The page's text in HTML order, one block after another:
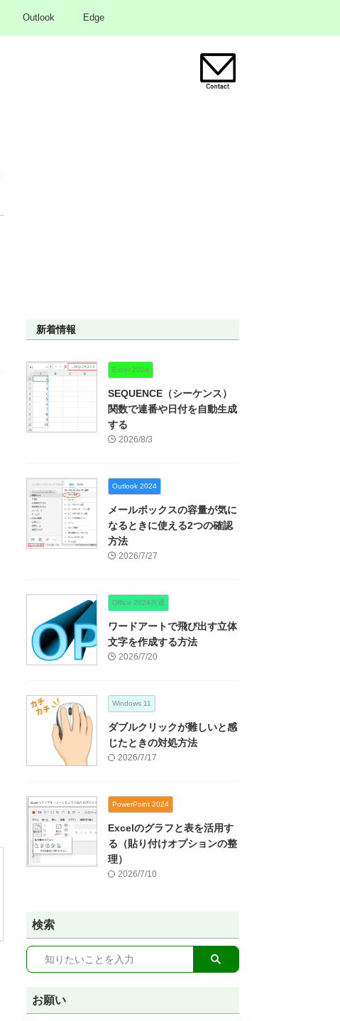
Outlook Edge
新着情報
Excel 2024
SEQUENCE（シーケンス）
関数で連番や日付を自動生成
する
2026/8/3
Outlook 2024
メールボックスの容量が気に
なるときに使える2つの確認
方法
2026/7/27
Office 2024共通
ワードアートで飛び出す立体
文字を作成する方法
2026/7/20
Windows 11
ダブルクリックが難しいと感
じたときの対処方法
2026/7/17
PowerPoint 2024
Excelのグラフと表を活用す
る（貼り付けオプションの整
理）
2026/7/10
検索
お願い